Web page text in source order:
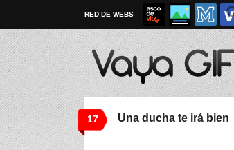
RED DE WEBS
17 Una ducha te irá bien